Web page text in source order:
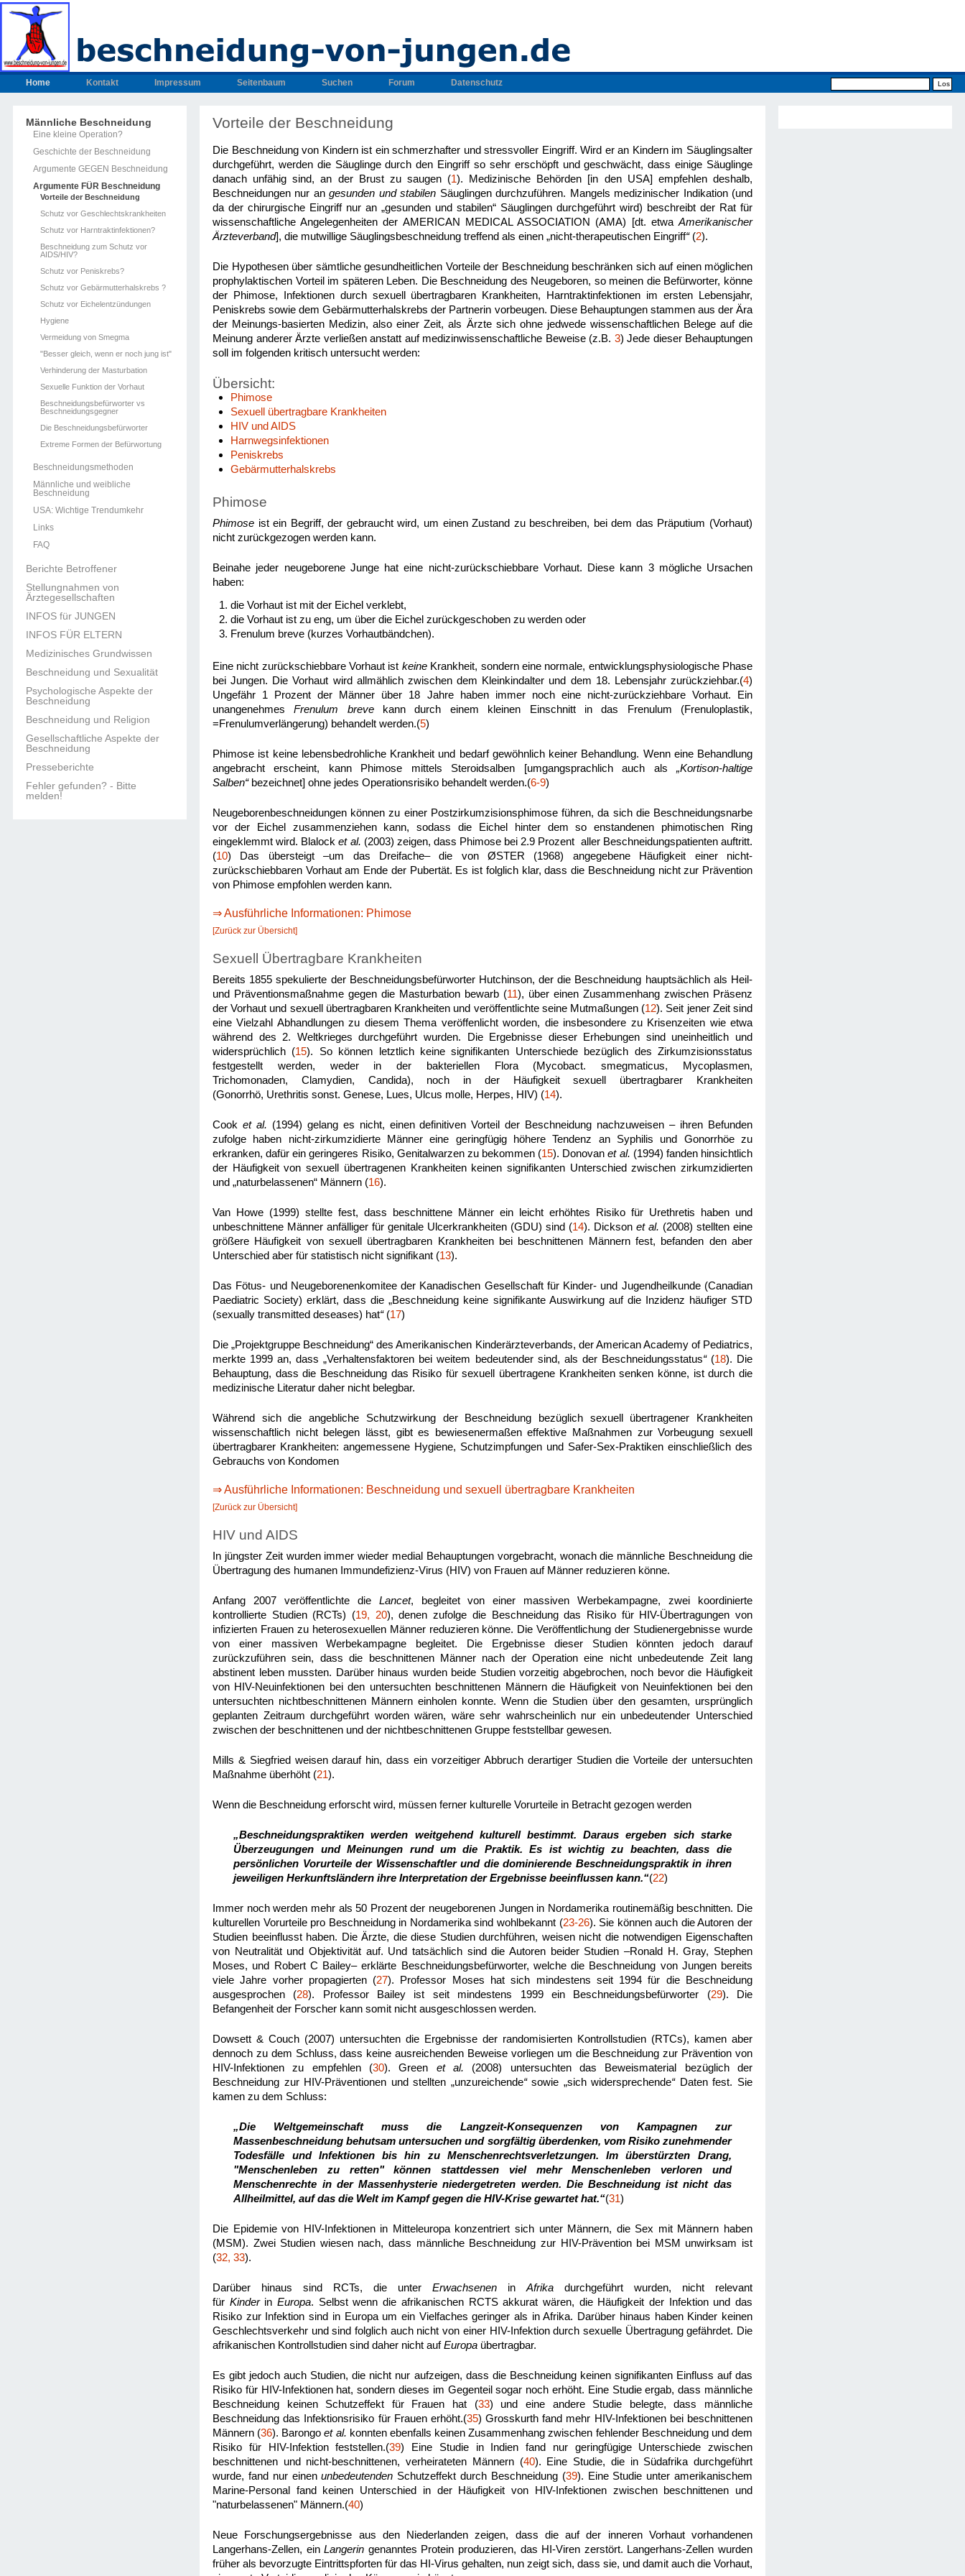
Home Kontakt Impressum Seitenbaum Suchen Forum Datenschutz
Männliche Beschneidung
Eine kleine Operation?
Geschichte der Beschneidung
Argumente GEGEN Beschneidung
Argumente FÜR Beschneidung
Vorteile der Beschneidung
Schutz vor Geschlechtskrankheiten
Schutz vor Harntraktinfektionen?
Beschneidung zum Schutz vor
AIDS/HIV?
Schutz vor Peniskrebs?
Schutz vor Gebärmutterhalskrebs ?
Schutz vor Eichelentzündungen
Hygiene
Vermeidung von Smegma
"Besser gleich, wenn er noch jung ist"
Verhinderung der Masturbation
Sexuelle Funktion der Vorhaut
Beschneidungsbefürworter vs
Beschneidungsgegner
Die Beschneidungsbefürworter
Extreme Formen der Befürwortung
Beschneidungsmethoden
Männliche und weibliche
Beschneidung
USA: Wichtige Trendumkehr
Links
FAQ
Berichte Betroffener
Stellungnahmen von
Ärztegesellschaften
INFOS für JUNGEN
INFOS FÜR ELTERN
Medizinisches Grundwissen
Beschneidung und Sexualität
Psychologische Aspekte der
Beschneidung
Beschneidung und Religion
Gesellschaftliche Aspekte der
Beschneidung
Presseberichte
Fehler gefunden? - Bitte
melden!
Vorteile der Beschneidung
Die Beschneidung von Kindern ist ein schmerzhafter und stressvoller Eingriff. Wird er an Kindern im Säuglingsalter
durchgeführt, werden die Säuglinge durch den Eingriff so sehr erschöpft und geschwächt, dass einige Säuglinge
danach unfähig sind, an der Brust zu saugen (1). Medizinische Behörden [in den USA] empfehlen deshalb,
Beschneidungen nur angesunden und stabilen Säuglingen durchzuführen. Mangels medizinischer Indikation (und
da der chirurgische Eingriff nur an „gesunden und stabilen“ Säuglingen durchgeführt wird) beschreibt der Rat für
wissenschaftliche Angelegenheiten der AMERICAN MEDICAL ASSOCIATION (AMA) [dt. etwa Amerikanischer
Ärzteverband], die mutwillige Säuglingsbeschneidung treffend als einen „nicht-therapeutischen Eingriff“(2).
Die Hypothesen über sämtliche gesundheitlichen Vorteile der Beschneidung beschränken sich auf einen möglichen
prophylaktischen Vorteil im späteren Leben. Die Beschneidung des Neugeboren, so meinen die Befürworter, könne
der Phimose, Infektionen durch sexuell übertragbaren Krankheiten, Harntraktinfektionen im ersten Lebensjahr,
Peniskrebs sowie dem Gebärmutterhalskrebs der Partnerin vorbeugen. Diese Behauptungen stammen aus der Ära
der Meinungs-basierten Medizin, also einer Zeit, als Ärzte sich ohne jedwede wissenschaftlichen Belege auf die
Meinung anderer Ärzte verließen anstatt auf medizinwissenschaftliche Beweise (z.B. 3) Jede dieser Behauptungen
soll im folgenden kritisch untersucht werden:
Übersicht:
Phimose
Sexuell übertragbare Krankheiten
HIV und AIDS
Harnwegsinfektionen
Peniskrebs
Gebärmutterhalskrebs
Phimose
Phimose ist ein Begriff, der gebraucht wird, um einen Zustand zu beschreiben, bei dem das Präputium (Vorhaut)
nicht zurückgezogen werden kann.
Beinahe jeder neugeborene Junge hat eine nicht-zurückschiebbare Vorhaut. Diese kann 3 mögliche Ursachen
haben:
die Vorhaut ist mit der Eichel verklebt,
die Vorhaut ist zu eng, um über die Eichel zurückgeschoben zu werden oder
Frenulum breve (kurzes Vorhautbändchen).
Eine nicht zurückschiebbare Vorhaut ist keineKrankheit, sondern eine normale, entwicklungsphysiologische Phase
bei Jungen. Die Vorhaut wird allmählich zwischen dem Kleinkindalter und dem 18. Lebensjahr zurückziehbar.(4)
Ungefähr 1 Prozent der Männer über 18 Jahre haben immer noch eine nicht-zurückziehbare Vorhaut. Ein
unangenehmesFrenulum brevekann durch einem kleinen Einschnitt in das Frenulum (Frenuloplastik,
=Frenulumverlängerung) behandelt werden.(5)
Phimose ist keine lebensbedrohliche Krankheit und bedarf gewöhnlich keiner Behandlung. Wenn eine Behandlung
angebracht erscheint, kann Phimose mittels Steroidsalben [umgangsprachlich auch als „Kortison-haltige
Salben“bezeichnet] ohne jedes Operationsrisiko behandelt werden.(6-9)
Neugeborenbeschneidungen können zu einer Postzirkumzisionsphimose führen, da sich die Beschneidungsnarbe
vor der Eichel zusammenziehen kann, sodass die Eichel hinter dem so enstandenen phimotischen Ring
eingeklemmt wird. Blalocket al. (2003) zeigen, dass Phimose bei 2.9 Prozent aller Beschneidungspatienten auftritt.
(10) Das übersteigt –um das Dreifache– die von ØSTER (1968) angegebene Häufigkeit einer nicht-
zurückschiebbaren Vorhaut am Ende der Pubertät. Es ist folglich klar, dass die Beschneidung nicht zur Prävention
von Phimose empfohlen werden kann.
⇒ Ausführliche Informationen: Phimose
[Zurück zur Übersicht]
Sexuell Übertragbare Krankheiten
Bereits 1855 spekulierte der Beschneidungsbefürworter Hutchinson, der die Beschneidung hauptsächlich als Heil-
und Präventionsmaßnahme gegen die Masturbation bewarb (11), über einen Zusammenhang zwischen Präsenz
der Vorhaut und sexuell übertragbaren Krankheiten und veröffentlichte seine Mutmaßungen (12). Seit jener Zeit sind
eine Vielzahl Abhandlungen zu diesem Thema veröffenlicht worden, die insbesondere zu Krisenzeiten wie etwa
während des 2. Weltkrieges durchgeführt wurden. Die Ergebnisse dieser Erhebungen sind uneinheitlich und
widersprüchlich (15). So können letztlich keine signifikanten Unterschiede bezüglich des Zirkumzisionsstatus
festgestellt werden, weder in der bakteriellen Flora (Mycobact. smegmaticus, Mycoplasmen,
Trichomonaden, Clamydien, Candida), noch in der Häufigkeit sexuell übertragbarer Krankheiten
(Gonorrhö, Urethritis sonst. Genese, Lues, Ulcus molle, Herpes, HIV) (14).
Cook et al. (1994) gelang es nicht, einen definitiven Vorteil der Beschneidung nachzuweisen – ihren Befunden
zufolge haben nicht-zirkumzidierte Männer eine geringfügig höhere Tendenz an Syphilis und Gonorrhöe zu
erkranken, dafür ein geringeres Risiko, Genitalwarzen zu bekommen (15). Donovanet al. (1994) fanden hinsichtlich
der Häufigkeit von sexuell übertragenen Krankheiten keinen signifikanten Unterschied zwischen zirkumzidierten
und „naturbelassenen“ Männern (16).
Van Howe (1999) stellte fest, dass beschnittene Männer ein leicht erhöhtes Risiko für Urethretis haben und
unbeschnittene Männer anfälliger für genitale Ulcerkrankheiten (GDU) sind (14). Dickson et al. (2008) stellten eine
größere Häufigkeit von sexuell übertragbaren Krankheiten bei beschnittenen Männern fest, befanden den aber
Unterschied aber für statistisch nicht signifikant (13).
Das Fötus- und Neugeborenenkomitee der Kanadischen Gesellschaft für Kinder- und Jugendheilkunde (Canadian
Paediatric Society) erklärt, dass die „Beschneidung keine signifikante Auswirkung auf die Inzidenz häufiger STD
(sexually transmitted deseases) hat“ (17)
Die „Projektgruppe Beschneidung“ des Amerikanischen Kinderärzteverbands, der American Academy of Pediatrics,
merkte 1999 an, dass „Verhaltensfaktoren bei weitem bedeutender sind, als der Beschneidungsstatus“ (18). Die
Behauptung, dass die Beschneidung das Risiko für sexuell übertragene Krankheiten senken könne, ist durch die
medizinische Literatur daher nicht belegbar.
Während sich die angebliche Schutzwirkung der Beschneidung bezüglich sexuell übertragener Krankheiten
wissenschaftlich nicht belegen lässt, gibt es bewiesenermaßen effektive Maßnahmen zur Vorbeugung sexuell
übertragbarer Krankheiten: angemessene Hygiene, Schutzimpfungen und Safer-Sex-Praktiken einschließlich des
Gebrauchs von Kondomen
⇒ Ausführliche Informationen: Beschneidung und sexuell übertragbare Krankheiten
[Zurück zur Übersicht]
HIV und AIDS
In jüngster Zeit wurden immer wieder medial Behauptungen vorgebracht, wonach die männliche Beschneidung die
Übertragung des humanen Immundefizienz-Virus (HIV) von Frauen auf Männer reduzieren könne.
Anfang 2007 veröffentlichte die Lancet, begleitet von einer massiven Werbekampagne, zwei koordinierte
kontrollierte Studien (RCTs) (19, 20), denen zufolge die Beschneidung das Risiko für HIV-Übertragungen von
infizierten Frauen zu heterosexuellen Männer reduzieren könne. Die Veröffentlichung der Studienergebnisse wurde
von einer massiven Werbekampagne begleitet. Die Ergebnisse dieser Studien könnten jedoch darauf
zurückzuführen sein, dass die beschnittenen Männer nach der Operation eine nicht unbedeutende Zeit lang
abstinent leben mussten. Darüber hinaus wurden beide Studien vorzeitig abgebrochen, noch bevor die Häufigkeit
von HIV-Neuinfektionen bei den untersuchten beschnittenen Männern die Häufigkeit von Neuinfektionen bei den
untersuchten nichtbeschnittenen Männern einholen konnte. Wenn die Studien über den gesamten, ursprünglich
geplanten Zeitraum durchgeführt worden wären, wäre sehr wahrscheinlich nur ein unbedeutender Unterschied
zwischen der beschnittenen und der nichtbeschnittenen Gruppe feststellbar gewesen.
Mills & Siegfried weisen darauf hin, dass ein vorzeitiger Abbruch derartiger Studien die Vorteile der untersuchten
Maßnahme überhöht (21).
Wenn die Beschneidung erforscht wird, müssen ferner kulturelle Vorurteile in Betracht gezogen werden
„Beschneidungspraktiken werden weitgehend kulturell bestimmt. Daraus ergeben sich starke
Überzeugungen und Meinungen rund um die Praktik. Es ist wichtig zu beachten, dass die
persönlichen Vorurteile der Wissenschaftler und die dominierende Beschneidungspraktik in ihren
jeweiligen Herkunftsländern ihre Interpretation der Ergebnisse beeinflussen kann.“(22)
Immer noch werden mehr als 50 Prozent der neugeborenen Jungen in Nordamerika routinemäßig beschnitten. Die
kulturellen Vorurteile pro Beschneidung in Nordamerika sind wohlbekannt (23-26). Sie können auch die Autoren der
Studien beeinflusst haben. Die Ärzte, die diese Studien durchführen, weisen nicht die notwendigen Eigenschaften
von Neutralität und Objektivität auf. Und tatsächlich sind die Autoren beider Studien –Ronald H. Gray, Stephen
Moses, und Robert C Bailey– erklärte Beschneidungsbefürworter, welche die Beschneidung von Jungen bereits
viele Jahre vorher propagierten (27). Professor Moses hat sich mindestens seit 1994 für die Beschneidung
ausgesprochen (28). Professor Bailey ist seit mindestens 1999 ein Beschneidungsbefürworter (29). Die
Befangenheit der Forscher kann somit nicht ausgeschlossen werden.
Dowsett & Couch (2007) untersuchten die Ergebnisse der randomisierten Kontrollstudien (RTCs), kamen aber
dennoch zu dem Schluss, dass keine ausreichenden Beweise vorliegen um die Beschneidung zur Prävention von
HIV-Infektionen zu empfehlen (30). Green et al. (2008) untersuchten das Beweismaterial bezüglich der
Beschneidung zur HIV-Präventionen und stellten „unzureichende“sowie „sich widersprechende“Daten fest. Sie
kamen zu dem Schluss:
„Die Weltgemeinschaft muss die Langzeit-Konsequenzen von Kampagnen zur
Massenbeschneidung behutsam untersuchen und sorgfältig überdenken, vom Risiko zunehmender
Todesfälle und Infektionen bis hin zu Menschenrechtsverletzungen. Im überstürzten Drang,
"Menschenleben zu retten" können stattdessen viel mehr Menschenleben verloren und
Menschenrechte in der Massenhysterie niedergetreten werden. Die Beschneidung ist nicht das
Allheilmittel, auf das die Welt im Kampf gegen die HIV-Krise gewartet hat.“(31)
Die Epidemie von HIV-Infektionen in Mitteleuropa konzentriert sich unter Männern, die Sex mit Männern haben
(MSM). Zwei Studien wiesen nach, dass männliche Beschneidung zur HIV-Prävention bei MSM unwirksam ist
(32, 33).
Darüber hinaus sind RCTs, die unter Erwachsenen in Afrika durchgeführt wurden, nicht relevant
für Kinder inEuropa. Selbst wenn die afrikanischen RCTS akkurat wären, die Häufigkeit der Infektion und das
Risiko zur Infektion sind in Europa um ein Vielfaches geringer als in Afrika. Darüber hinaus haben Kinder keinen
Geschlechtsverkehr und sind folglich auch nicht von einer HIV-Infektion durch sexuelle Übertragung gefährdet. Die
afrikanischen Kontrollstudien sind daher nicht aufEuropa übertragbar.
Es gibt jedoch auch Studien, die nicht nur aufzeigen, dass die Beschneidung keinen signifikanten Einfluss auf das
Risiko für HIV-Infektionen hat, sondern dieses im Gegenteil sogar noch erhöht. Eine Studie ergab, dass männliche
Beschneidung keinen Schutzeffekt für Frauen hat (33) und eine andere Studie belegte, dass männliche
Beschneidung das Infektionsrisiko für Frauen erhöht.(35) Grosskurth fand mehr HIV-Infektionen bei beschnittenen
Männern (36). Barongoet al. konnten ebenfalls keinen Zusammenhang zwischen fehlender Beschneidung und dem
Risiko für HIV-Infektion feststellen.(39) Eine Studie in Indien fand nur geringfügige Unterschiede zwischen
beschnittenen und nicht-beschnittenen, verheirateten Männern (40). Eine Studie, die in Südafrika durchgeführt
wurde, fand nur einenunbedeutenden Schutzeffekt durch Beschneidung (39). Eine Studie unter amerikanischem
Marine-Personal fand keinen Unterschied in der Häufigkeit von HIV-Infektionen zwischen beschnittenen und
"naturbelassenen" Männern.(40)
Neue Forschungsergebnisse aus den Niederlanden zeigen, dass die auf der inneren Vorhaut vorhandenen
Langerhans-Zellen, einLangerin genanntes Protein produzieren, das HI-Viren zerstört. Langerhans-Zellen wurden
früher als bevorzugte Eintrittspforten für das HI-Virus gehalten, nun zeigt sich, dass sie, und damit auch die Vorhaut,